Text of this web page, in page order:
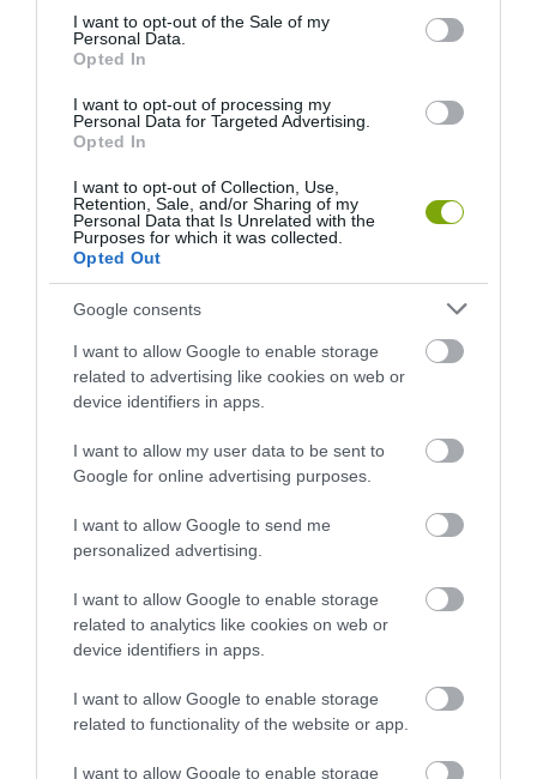
consent section.
I want to opt-out of the Sale of my
Personal Data.
Opted In
I want to opt-out of processing my
Personal Data for Targeted Advertising.
Opted In
I want to opt-out of Collection, Use,
Retention, Sale, and/or Sharing of my
Personal Data that Is Unrelated with the
Purposes for which it was collected.
Opted Out
Google consents
I want to allow Google to enable storage
related to advertising like cookies on web or
device identifiers in apps.
I want to allow my user data to be sent to
Google for online advertising purposes.
I want to allow Google to send me
personalized advertising.
I want to allow Google to enable storage
related to analytics like cookies on web or
device identifiers in apps.
I want to allow Google to enable storage
related to functionality of the website or app.
I want to allow Google to enable storage
2026-08-06 2026-08-03
BAJBAN VANNAK: A
HÉTKÖZNAPI MADARAK ÉS
PILLANGÓK CSENDES
VÉSZJEL
A TUDÓSOK 262 ÚJ FAJT
NEVEZTEK MEG, ÉS A FÖLD
MEGINT FINOMAN JELEZTE:
2026-07-30